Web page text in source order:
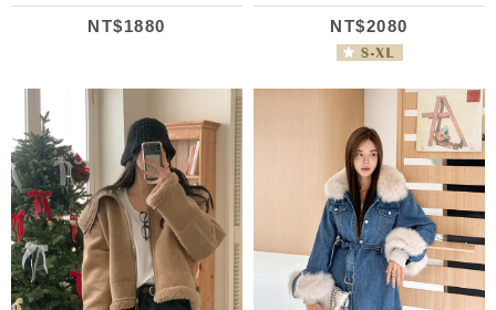
NT$1880 NT$2080